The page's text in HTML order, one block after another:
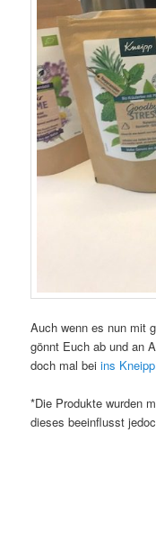
Auch wenn es nun mit
gönnt Euch ab und an
doch mal beiins
*Die Produkte wurden
dieses beeinflusst